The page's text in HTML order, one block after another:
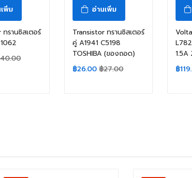
พิ่ม
รานซิสเตอร์
40.00
อ่านเพิ่ม
Transistor ทรานซิสเตอร์
คู่ A1941 C5198
TOSHIBA (ของถอด)
฿26.00 ฿27.00
฿